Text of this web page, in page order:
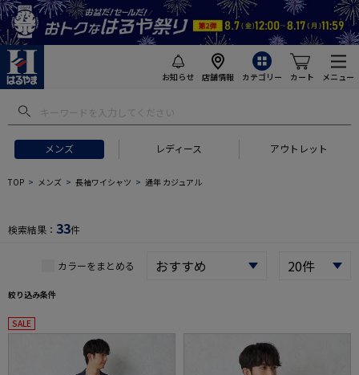
お知らせ 店舗情報 カテゴリー カート メニュー
メンズ レディース アウトレット
フトにおすすめ #セットアップ スーツ
TOP メンズ 長袖ワイシャツ 通年 カジュアル
検索結果： 33件
カラーをまとめる
絞り込み条件
SALE